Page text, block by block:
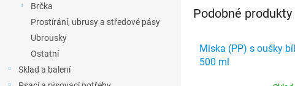
Brčka
Prostírání, ubrusy a středové pásy
Ubrousky
Ostatní
Sklad a balení
Podobné
Miska (PP) s oušky
500 ml